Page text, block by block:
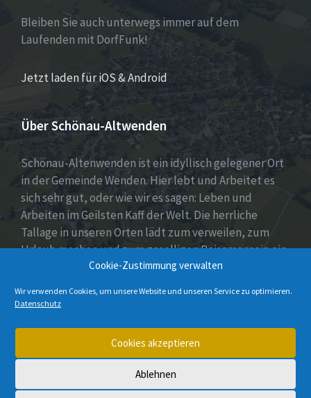
Cookie-Zustimmung verwalten
Wir verwenden Cookies, um unsere Website und unseren Service zu optimieren.
Datenschutz
Cookies akzeptieren
Ablehnen
Bleiben Sie auch unterwegs immer auf dem
Laufenden mit DorfFunk!
Jetzt laden für iOS & Android
Über Schönau-Altwenden
Schönau-Altenwenden ist ein idyllisch gelegener Ort
in der Gemeinde Wenden. Hier lebt und Arbeitet es
sich sehr gut, oder wie wir es sagen: Leben und
Arbeiten im Geilsten Kaff der Welt. Die herrliche
Tallage in unseren Orten lädt zum verweilen, zum
Urlaub machen und zum geselligen Beisamensein ein.
Dies wird auch durch unser aktives Vereinsleben
unter Beweis gestellt.
Instagram
© 2026 Schönau-Altenwenden